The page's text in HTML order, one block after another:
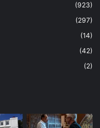
(923)
(297)
(14)
(42)
(2)